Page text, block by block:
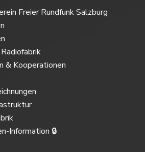
Freier Rundfunk Salzburg
& Kooperationen
Information 🔒